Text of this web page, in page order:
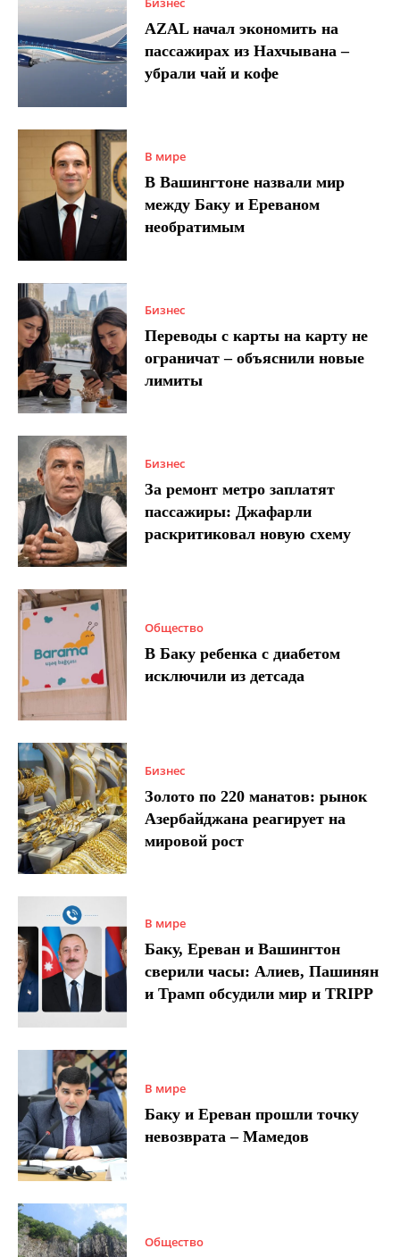
AZAL начал экономить на
пассажирах из Нахчывана –
убрали чай и кофе
В мире
В Вашингтоне назвали мир
между Баку и Ереваном
необратимым
Бизнес
Переводы с карты на карту не
ограничат – объяснили новые
лимиты
Бизнес
За ремонт метро заплатят
пассажиры: Джафарли
раскритиковал новую схему
Общество
В Баку ребенка с диабетом
исключили из детсада
Бизнес
Золото по 220 манатов: рынок
Азербайджана реагирует на
мировой рост
В мире
Баку, Ереван и Вашингтон
сверили часы: Алиев, Пашинян
и Трамп обсудили мир и TRIPP
В мире
Баку и Ереван прошли точку
невозврата – Мамедов
Общество